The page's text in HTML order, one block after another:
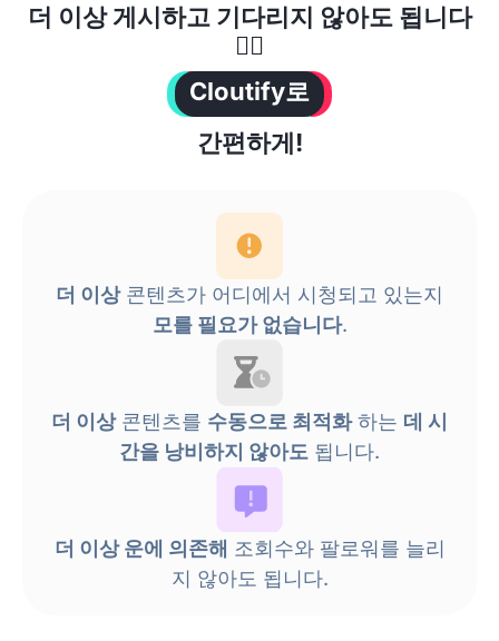
더 이상 게시하고 기다리지 않아도 됩니다
😶‍🌫️
Cloutify로
간편하게!
더 이상콘텐츠가 어디에서 시청되고 있는지
모를 필요가 없습니다.
더 이상콘텐츠를 수동으로 최적화하는 데 시
간을 낭비하지 않아도 됩니다.
더 이상 운에 의존해 조회수와 팔로워를 늘리
지 않아도 됩니다.